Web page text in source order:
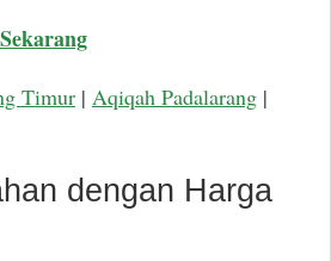
Timur | Aqiqah Padalarang |
dengan Harga